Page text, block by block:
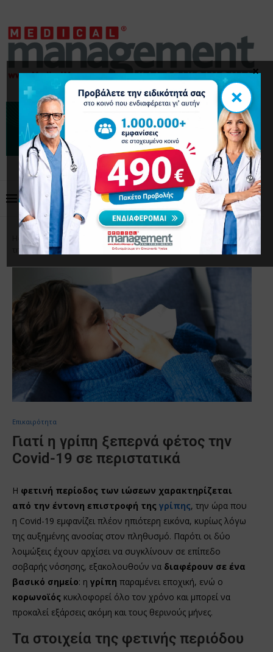
Home Επικαιρότητα
Γιατί η γρίπη ξεπερνά φέτος
την Covid-19 σε περιστατικά
Επικαιρότητα
Γιατί η γρίπη ξεπερνά φέτος την
Covid-19 σε περιστατικά
Η φετινή περίοδος των ιώσεων χαρακτηρίζεται
από την έντονη επιστροφή της γρίπης, την ώρα που
η Covid-19 εμφανίζει πλέον ηπιότερη εικόνα, κυρίως λόγω
της αυξημένης ανοσίας στον πληθυσμό. Παρότι οι δύο
λοιμώξεις έχουν αρχίσει να συγκλίνουν σε επίπεδο
σοβαρής νόσησης, εξακολουθούν να διαφέρουν σε ένα
βασικό σημείο: η γρίπη παραμένει εποχική, ενώ ο
κορωνοϊός κυκλοφορεί όλο τον χρόνο και μπορεί να
προκαλεί εξάρσεις ακόμη και τους θερινούς μήνες.
Τα στοιχεία της φετινής περιόδου
×
×